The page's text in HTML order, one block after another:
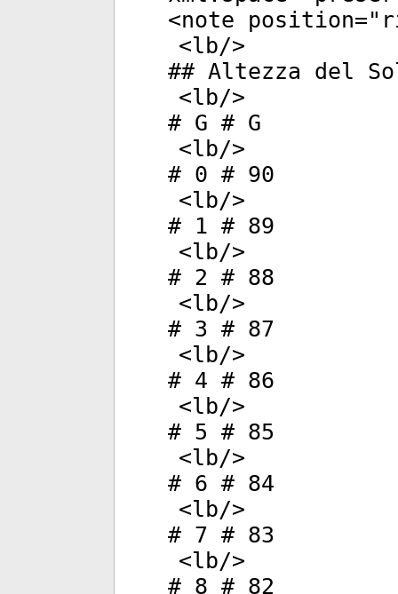
<note position="
<lb/>
## Altezza del
<lb/>
# G # G
<lb/>
# 0 # 90
<lb/>
# 1 # 89
<lb/>
# 2 # 88
<lb/>
# 3 # 87
<lb/>
# 4 # 86
<lb/>
# 5 # 85
<lb/>
# 6 # 84
<lb/>
# 7 # 83
<lb/>
# 8 # 82